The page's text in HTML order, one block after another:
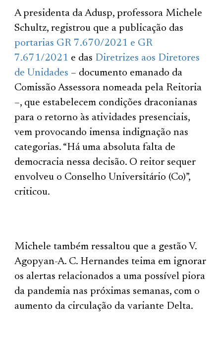
A presidenta da Adusp, professora Michele
Schultz, registrou que a publicação das
portarias GR 7.670/2021 e GR
7.671/2021 e das Diretrizes aos Diretores
de Unidades – documento emanado da
Comissão Assessora nomeada pela Reitoria
–, que estabelecem condições draconianas
para o retorno às atividades presenciais,
vem provocando imensa indignação nas
categorias. “Há uma absoluta falta de
democracia nessa decisão. O reitor sequer
envolveu o Conselho Universitário (Co)”,
criticou.
Michele também ressaltou que a gestão V.
Agopyan-A. C. Hernandes teima em ignorar
os alertas relacionados a uma possível piora
da pandemia nas próximas semanas, com o
aumento da circulação da variante Delta.